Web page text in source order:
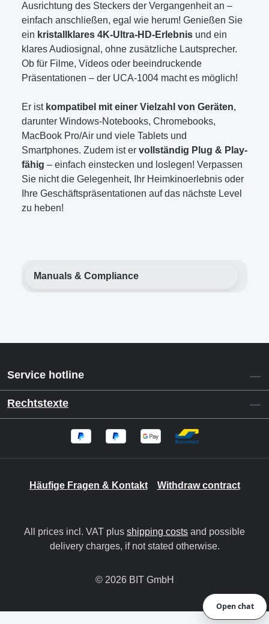
Ausrichtung des Steckers der Vergangenheit an –
einfach anschließen, egal wie herum! Genießen Sie
ein kristallklares 4K-Ultra-HD-Erlebnis und ein
klares Audiosignal, ohne zusätzliche Lautsprecher.
Ob für Filme, Videos oder beeindruckende
Präsentationen – der UCA-1004 macht es möglich!
Er ist kompatibel mit einer Vielzahl von Geräten,
darunter Windows-Notebooks, Chromebooks,
MacBook Pro/Air und viele Tablets und
Smartphones. Zudem ist er vollständig Plug & Play-
fähig – einfach einstecken und loslegen! Verpassen
Sie nicht die Gelegenheit, Ihr Heimkinoerlebnis oder
Ihre Geschäftspräsentationen auf das nächste Level
zu heben!
Manuals & Compliance
Service hotline
Rechtstexte
Häufige Fragen & Kontakt Withdraw contract
All prices incl. VAT plus shipping costs and possible
delivery charges, if not stated otherwise.
© 2026 BIT GmbH
Open chat